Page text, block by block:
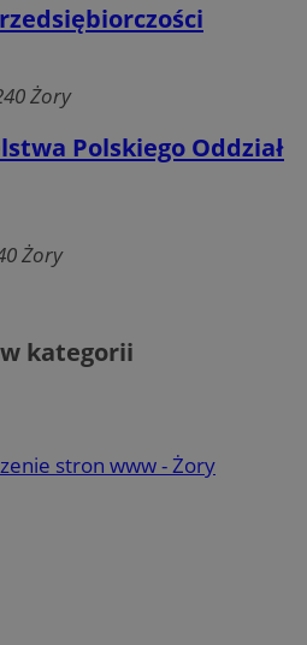
Żory
Polskiego Oddział
Żory
kategorii
stron www - Żory
umożliwiają korzystanie z
strony internetowej, takich jak
nie można prawidłowo
zory.com.pl